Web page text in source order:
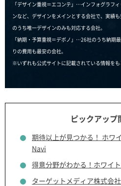
「デザイン重視＝エコンテ」…インフォグラフ
ンなど、デザインをメインとする会社で、実績
のうち唯一デザインのみも対応する会社。
「納期・予算重視＝デボノ」…26社のうち納期
りの費用も最安の会社。
※いずれも公式サイトに記載されている情報をも
ピックアップ
期待以上が見つかる！ ホワ
Navi
得意分野がわかる！ホワイ
ターゲットメディア株式会社